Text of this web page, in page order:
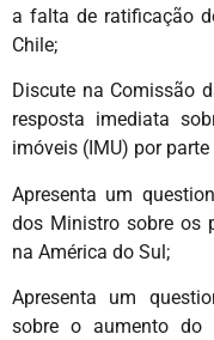
a falta de ratificação
Chile;
Discute na Comissão
resposta imediata
imóveis (IMU) por
Apresenta um
dos Ministro sobre os
na América do Sul;
Apresenta um
sobre o aumento do